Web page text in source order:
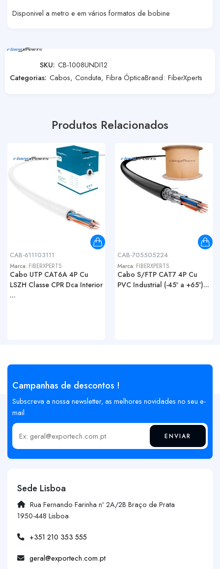
Disponivel a metro e em vários formatos de bobine
SKU: CB-1008UNDI12
Categorias: Cabos, Conduta, Fibra ÓpticaBrand: FiberXperts
Produtos Relacionados
CAB-611103111
Marca: FIBERXPERTS
Cabo UTP CAT6A 4P Cu
LSZH Classe CPR Dca Interior
...
CAB-705505224
Marca: FIBERXPERTS
Cabo S/FTP CAT7 4P Cu
PVC Industrial (-45º a +65º)...
Campanhas de descontos !
Subscreva a nossa newsletter, as melhores novidades no seu e-
mail
Insira o seu email ENVIAR
Sede Lisboa
Rua Fernando Farinha nº 2A/2B Braço de Prata
1950-448 Lisboa
+351 210 353 555
geral@exportech.com.pt